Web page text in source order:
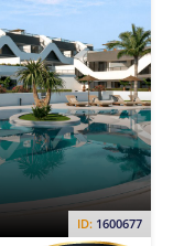
ID: 1600677